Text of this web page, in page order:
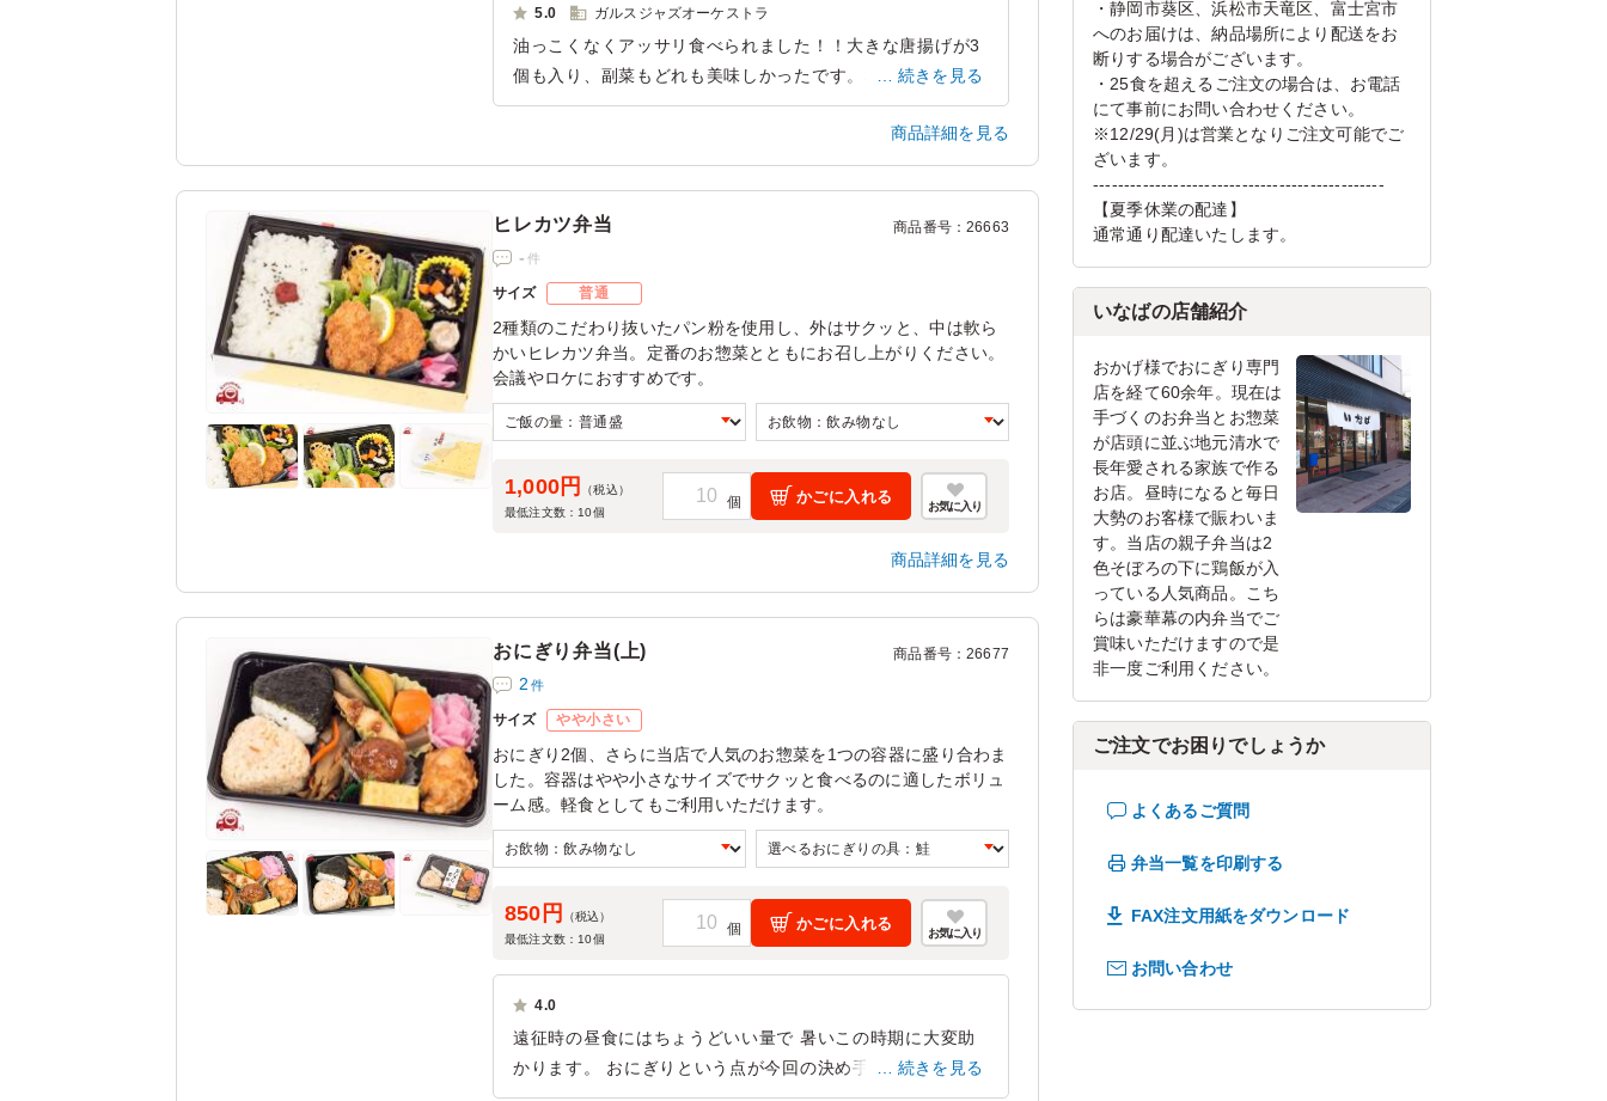
5.0 ガルスジャズオーケストラ
油っこくなくアッサリ食べられました！！大きな唐揚げが3
個も入り、副菜もどれも美味しかったです。私は特にインゲ
ンのごま和えが美味しかったですね。ご飯の量もちょうどよ
静岡県静岡市葵区呉服町2022/10/10
続きを見る
商品詳細を見る
ヒレカツ弁当 商品番号：26663
- 件
サイズ 普通
2種類のこだわり抜いたパン粉を使用し、外はサクッと、中は軟ら
かいヒレカツ弁当。定番のお惣菜とともにお召し上がりください。
会議やロケにおすすめです。
1,000円
（税込）
最低注文数： 10個
かごに入れる
お気に入り
商品詳細を見る
おにぎり弁当(上) 商品番号：26677
2 件
サイズ やや小さい
おにぎり2個、さらに当店で人気のお惣菜を1つの容器に盛り合わま
した。容器はやや小さなサイズでサクッと食べるのに適したボリュ
ーム感。軽食としてもご利用いただけます。
850円
（税込）
最低注文数： 10個
かごに入れる
お気に入り
4.0
遠征時の昼食にはちょうどいい量で 暑いこの時期に大変助
かります。 おにぎりという点が今回の決め手でした。 選手
続きを見る
・静岡市葵区、浜松市天竜区、富士宮市
へのお届けは、納品場所により配送をお
断りする場合がございます。
・25食を超えるご注文の場合は、お電話
にて事前にお問い合わせください。
※12/29(月)は営業となりご注文可能でご
ざいます。
-----------------------------------------------
【夏季休業の配達】
通常通り配達いたします。
いなばの店舗紹介
おかげ様でおにぎり専門
店を経て60余年。現在は
手づくのお弁当とお惣菜
が店頭に並ぶ地元清水で
長年愛される家族で作る
お店。昼時になると毎日
大勢のお客様で賑わいま
す。当店の親子弁当は2
色そぼろの下に鶏飯が入
っている人気商品。こち
らは豪華幕の内弁当でご
賞味いただけますので是
非一度ご利用ください。
ご注文でお困りでしょうか
よくあるご質問
弁当一覧を印刷する
FAX注文用紙をダウンロード
お問い合わせ